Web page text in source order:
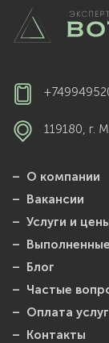
119180, г.
– О компании
– Вакансии
– Услуги и
–
– Блог
– Частые
– Оплата
– Контакты